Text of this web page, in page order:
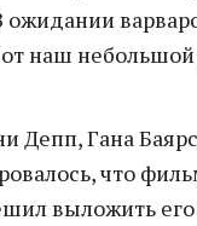
наш небольшой
Депп, Гана
что
выложить его